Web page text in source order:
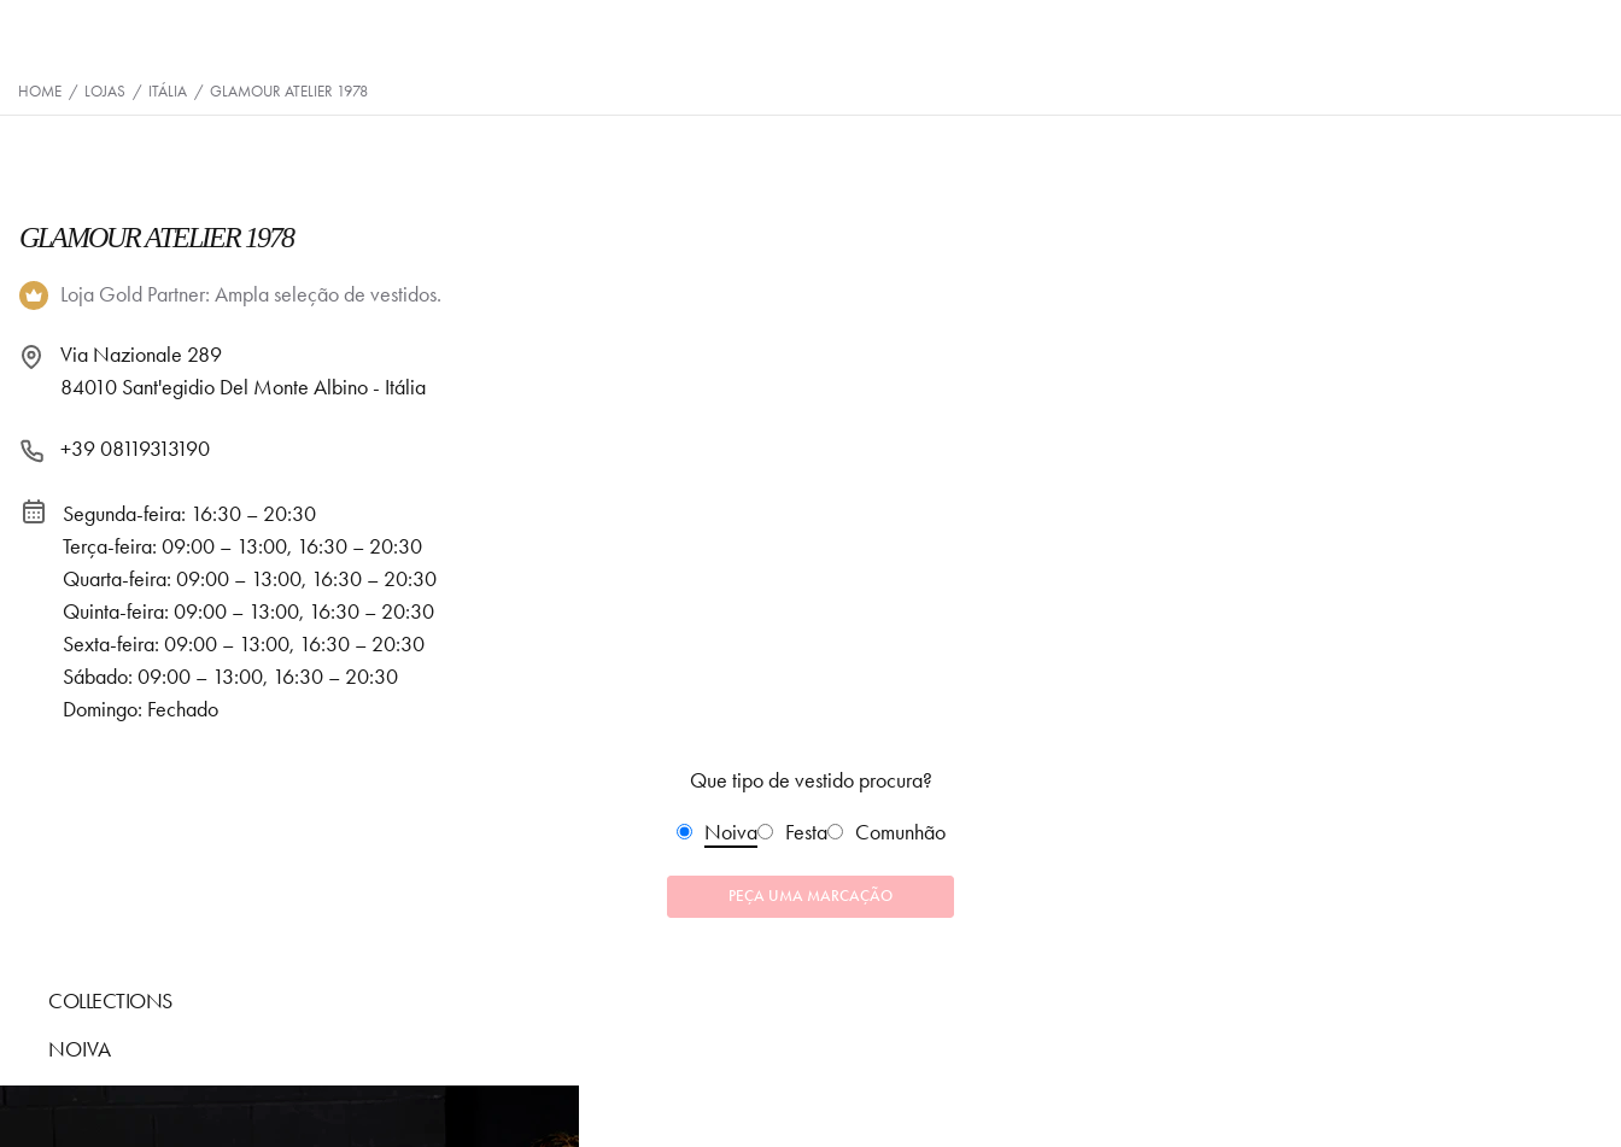
HOME / LOJAS / ITÁLIA / GLAMOUR ATELIER 1978
GLAMOUR ATELIER 1978
Loja Gold Partner: Ampla seleção de vestidos.
Via Nazionale 289
84010 Sant'egidio Del Monte Albino - Itália
+39 08119313190
Segunda-feira: 16:30 – 20:30
Terça-feira: 09:00 – 13:00, 16:30 – 20:30
Quarta-feira: 09:00 – 13:00, 16:30 – 20:30
Quinta-feira: 09:00 – 13:00, 16:30 – 20:30
Sexta-feira: 09:00 – 13:00, 16:30 – 20:30
Sábado: 09:00 – 13:00, 16:30 – 20:30
Domingo: Fechado
Que tipo de vestido procura?
Noiva
Festa Comunhão
PEÇA UMA MARCAÇÃO
COLLECTIONS
NOIVA